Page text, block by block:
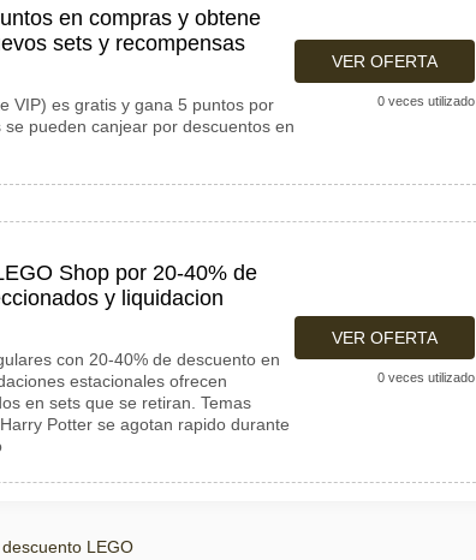
en compras y obtene
sets y recompensas
VIP) es gratis y gana 5 puntos por
pueden canjear por descuentos en
VER OFERTA
0 veces utilizado
Shop por 20-40% de
y liquidacion
con 20-40% de descuento en
estacionales ofrecen
en sets que se retiran. Temas
Potter se agotan rapido durante
VER OFERTA
0 veces utilizado
LEGO